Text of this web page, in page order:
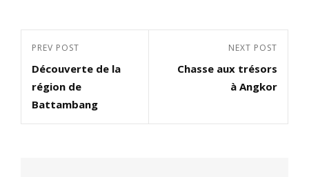
Navigation
de
l’article
Previous
Post
PREV POST
Découverte de la
région de
Battambang
Post
NEXT POST
Chasse aux trésors
à Angkor